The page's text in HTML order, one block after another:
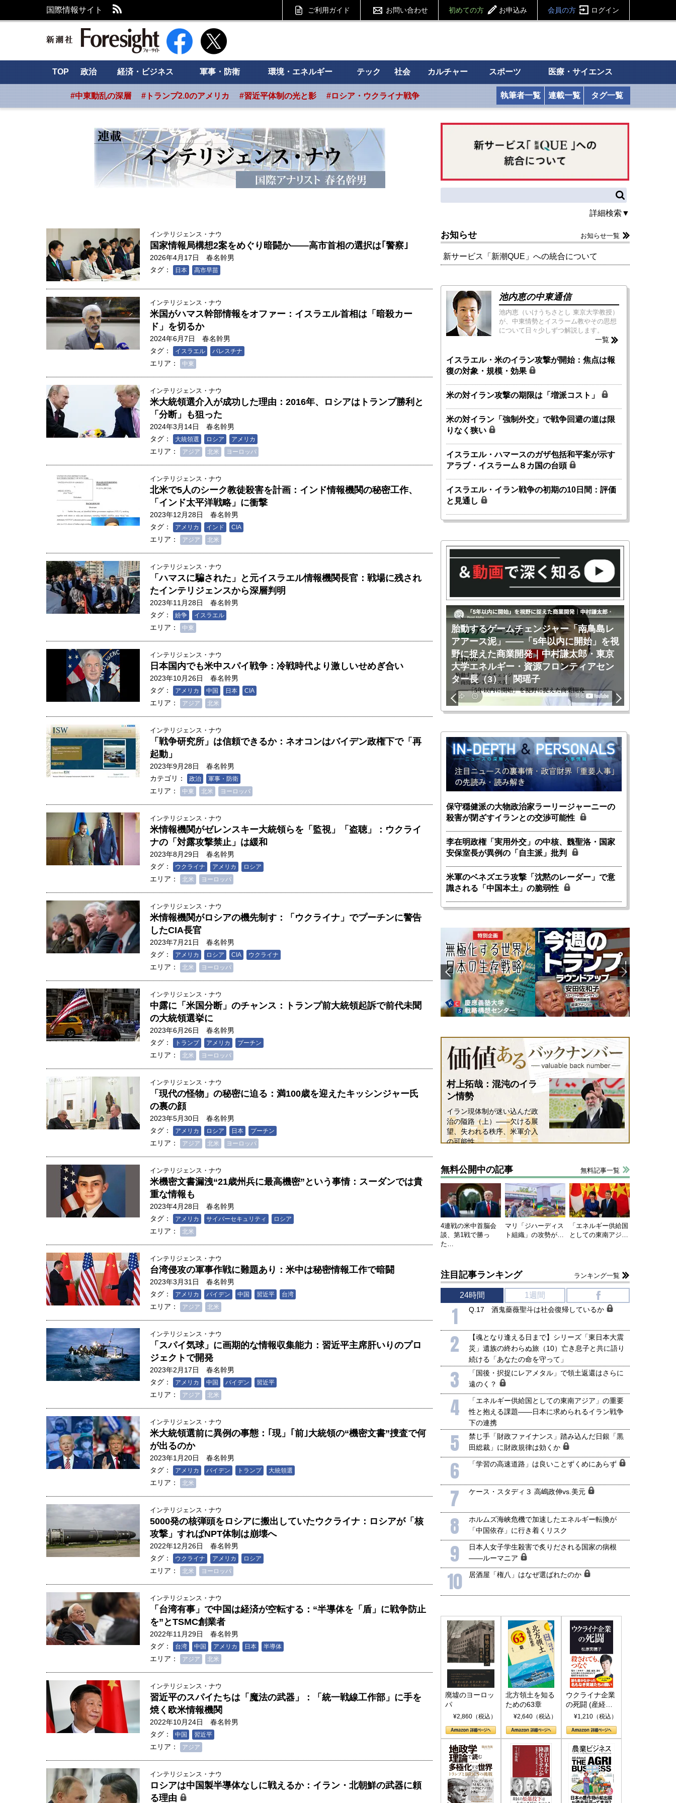
国際情報サイト ご利用ガイド お問い合わせ 初めての方 お申込み 会員の方 ログイン
新潮社 Foresight フォーサイト
TOP 政治 経済・ビジネス 軍事・防衛 環境・エネルギー テック 社会 カルチャー スポーツ 医療・サイエンス
#中東動乱の深層 #トランプ2.0のアメリカ #習近平体制の光と影 #ロシア・ウクライナ戦争 執筆者一覧 連載一覧 タグ一覧
インテリジェンス・ナウ
国家情報局構想2案をめぐり暗闘か――高市首相の選択は｢警察｣
2026年4月17日
春名幹男
タグ：
日本 高市早苗
インテリジェンス・ナウ
米国がハマス幹部情報をオファー：イスラエル首相は「暗殺カー
ド」を切るか
2024年6月7日
春名幹男
タグ：
イスラエル パレスチナ
エリア： 中東
インテリジェンス・ナウ
米大統領選介入が成功した理由：2016年、ロシアはトランプ勝利と
「分断」も狙った
2024年3月14日
春名幹男
タグ：
大統領選 ロシア アメリカ
エリア： アジア 北米 ヨーロッパ
インテリジェンス・ナウ
北米で5人のシーク教徒殺害を計画：インド情報機関の秘密工作、
「インド太平洋戦略」に衝撃
2023年12月28日
春名幹男
タグ：
アメリカ インド CIA
エリア： アジア 北米
インテリジェンス・ナウ
「ハマスに騙された」と元イスラエル情報機関長官：戦場に残され
たインテリジェンスから深層判明
2023年11月28日
春名幹男
タグ：
紛争 イスラエル
エリア： 中東
インテリジェンス・ナウ
日本国内でも米中スパイ戦争：冷戦時代より激しいせめぎ合い
2023年10月26日
春名幹男
タグ：
アメリカ 中国 日本 CIA
エリア： アジア 北米
インテリジェンス・ナウ
「戦争研究所」は信頼できるか：ネオコンはバイデン政権下で「再
起動」
2023年9月28日
春名幹男
カテゴリ：
政治 軍事・防衛
エリア： 中東 北米 ヨーロッパ
インテリジェンス・ナウ
米情報機関がゼレンスキー大統領らを「監視」「盗聴」：ウクライ
ナの「対露攻撃禁止」は緩和
2023年8月29日
春名幹男
タグ：
ウクライナ アメリカ ロシア
エリア： 北米 ヨーロッパ
インテリジェンス・ナウ
米情報機関がロシアの機先制す：「ウクライナ」でプーチンに警告
したCIA長官
2023年7月21日
春名幹男
タグ：
アメリカ ロシア CIA ウクライナ
エリア： 北米 ヨーロッパ
インテリジェンス・ナウ
中露に「米国分断」のチャンス：トランプ前大統領起訴で前代未聞
の大統領選挙に
2023年6月26日
春名幹男
タグ：
トランプ アメリカ プーチン
エリア： 北米 ヨーロッパ
インテリジェンス・ナウ
「現代の怪物」の秘密に迫る：満100歳を迎えたキッシンジャー氏
の裏の顔
2023年5月30日
春名幹男
タグ：
アメリカ ロシア 日本 プーチン
エリア： アジア 北米 ヨーロッパ
インテリジェンス・ナウ
米機密文書漏洩“21歳州兵に最高機密”という事情：スーダンでは貴
重な情報も
2023年4月28日
春名幹男
タグ：
アメリカ サイバーセキュリティ ロシア
エリア： 北米
インテリジェンス・ナウ
台湾侵攻の軍事作戦に難題あり：米中は秘密情報工作で暗闘
2023年3月31日
春名幹男
タグ：
アメリカ バイデン 中国 習近平 台湾
エリア： アジア 北米
インテリジェンス・ナウ
「スパイ気球」に画期的な情報収集能力：習近平主席肝いりのプロ
ジェクトで開発
2023年2月17日
春名幹男
タグ：
アメリカ 中国 バイデン 習近平
エリア： アジア 北米
インテリジェンス・ナウ
米大統領選前に異例の事態：｢現」｢前｣大統領の“機密文書”捜査で何
が出るのか
2023年1月20日
春名幹男
タグ：
アメリカ バイデン トランプ 大統領選
エリア： 北米
インテリジェンス・ナウ
5000発の核弾頭をロシアに搬出していたウクライナ：ロシアが「核
攻撃」すればNPT体制は崩壊へ
2022年12月26日
春名幹男
タグ：
ウクライナ アメリカ ロシア
エリア： 北米 ヨーロッパ
インテリジェンス・ナウ
「台湾有事」で中国は経済が空転する：“半導体を「盾」に戦争防止
を”とTSMC創業者
2022年11月29日
春名幹男
タグ：
台湾 中国 アメリカ 日本 半導体
エリア： アジア 北米
インテリジェンス・ナウ
習近平のスパイたちは「魔法の武器」：「統一戦線工作部」に手を
焼く欧米情報機関
2022年10月24日
春名幹男
タグ：
中国 習近平
エリア： アジア
インテリジェンス・ナウ
ロシアは中国製半導体なしに戦えるか：イラン・北朝鮮の武器に頼
る理由
詳細検索▼
お知らせ お知らせ一覧
新サービス「新潮QUE」への統合について
池内恵の中東通信
池内恵（いけうちさとし 東京大学教授）
が、中東情勢とイスラーム教やその思想
について日々少しずつ解説します。
一覧
イスラエル・米のイラン攻撃が開始：焦点は報
復の対象・規模・効果
米の対イラン攻撃の期限は「増派コスト」
米の対イラン「強制外交」で戦争回避の道は限
りなく狭い
イスラエル・ハマースのガザ包括和平案が示す
アラブ・イスラーム８カ国の台頭
イスラエル・イラン戦争の初期の10日間：評価
と見通し
人は「地上の太陽」を手にするか 核融
合発電の現在地――実現・普及後の「世
界像」｜江尻晶・東京大学大学院新領域
創成科学研究科教授（4）｜ 関瑶子
アアース泥」――日米欧豪による新たな
学エネルギー・資源フロンティアセンタ
胎動するゲームチェンジャー「南鳥島レ
アアース泥」――「5年以内に開始」を視
野に捉えた商業開発｜中村謙太郎・東京
大学エネルギー・資源フロンティアセン
ター長（3）｜ 関瑶子
保守穏健派の大物政治家ラーリージャーニーの
殺害が閉ざすイランとの交渉可能性
李在明政権「実用外交」の中核、魏聖洛・国家
安保室長が異例の「自主派」批判
米軍のベネズエラ攻撃「沈黙のレーダー」で意
識される「中国本土」の脆弱性
村上拓哉：混沌のイラ
ン情勢
イラン現体制が迷い込んだ政
治の隘路（上）――欠ける展
望、失われる秩序、米軍介入
の可能性
無料公開中の記事 無料記事一覧
4連戦の米中首脳会
談、第1戦で勝っ
た…
マリ「ジハーディス
ト組織」の攻勢が…
「エネルギー供給国
としての東南アジ…
注目記事ランキング ランキング一覧
24時間 1週間
1 Q.17 酒鬼薔薇聖斗は社会復帰しているか
2
【魂となり逢える日まで】シリーズ「東日本大震
災」遺族の終わらぬ旅（10）亡き息子と共に語り
続ける「あなたの命を守って」
3
「国後・択捉にレアメタル」で領土返還はさらに
遠のく？
4
「エネルギー供給国としての東南アジア」の重要
性と抱える課題――日本に求められるイラン戦争
下の連携
5
禁じ手「財政ファイナンス」踏み込んだ日銀「黒
田総裁」に財政規律は効くか
6 「学習の高速道路」は良いことずくめにあらず
7 ケース・スタディ３ 高嶋政伸vs.美元
8
ホルムズ海峡危機で加速したエネルギー転換が
「中国依存」に行き着くリスク
9
日本人女子学生殺害で炙りだされる国家の病根
――ルーマニア
10 居酒屋「権八」はなぜ選ばれたのか
廃墟のヨーロッ
パ
¥2,860（税込）
北方領土を知る
ための63章
¥2,640（税込）
ウクライナ企業
の死闘 (産経セ
レクト S 039)
¥1,210（税込）